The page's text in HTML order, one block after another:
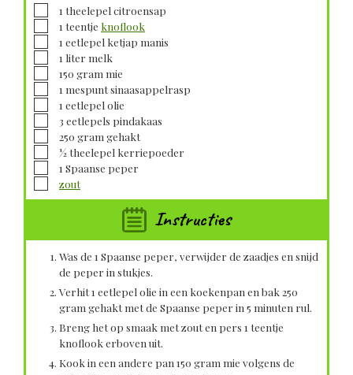
▢1 theelepel citroensap
▢1 teentje knoflook
▢1 eetlepel ketjap manis
▢1 liter melk
▢
150 gram mie
▢1 mespuntsinaasappelrasp
▢1 eetlepel olie
▢
3 eetlepels pindakaas
▢
250 gram gehakt
▢
½theelepel kerriepoeder
▢1 Spaanse peper
▢
zout
Instructies
Was de 1 Spaanse peper, verwijder de zaadjes en snijd
de peper in stukjes.
Verhit 1 eetlepel olie in een koekenpan en bak 250
gram gehakt met de Spaanse peper in 5 minuten rul.
Breng het op smaak met zout en pers 1 teentje
knoflook erboven uit.
Kook in een andere pan 150 gram mie volgens de